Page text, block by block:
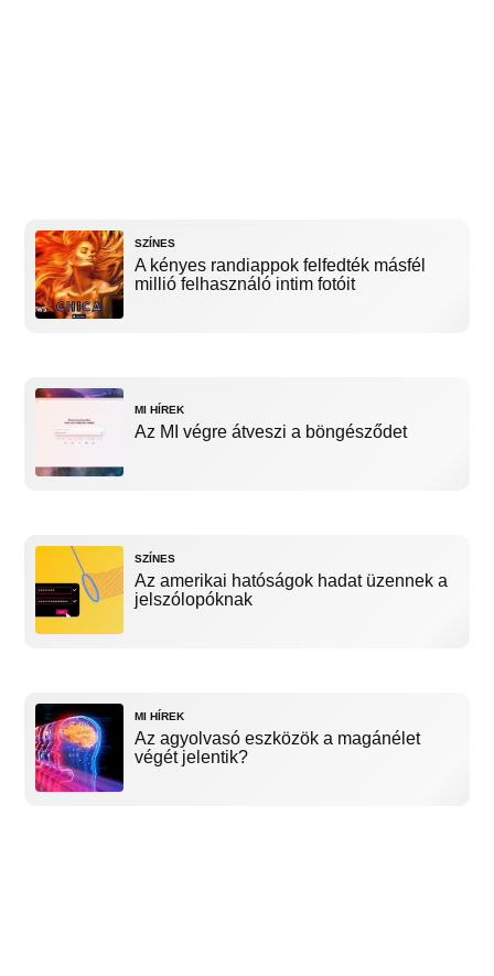
SZÍNES
A kényes randiappok felfedték másfél
millió felhasználó intim fotóit
MI HÍREK
Az MI végre átveszi a böngésződet
SZÍNES
Az amerikai hatóságok hadat üzennek a
jelszólopóknak
MI HÍREK
Az agyolvasó eszközök a magánélet
végét jelentik?